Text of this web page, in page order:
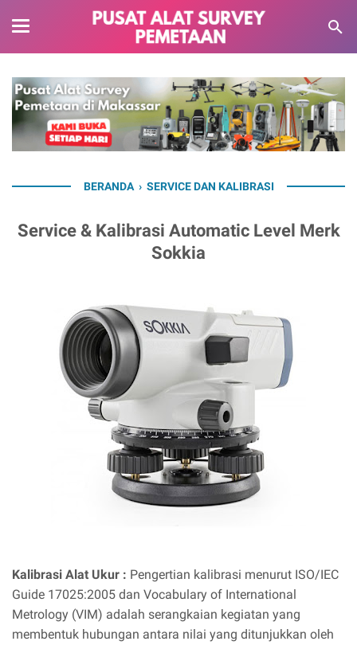
BERANDA › SERVICE DAN KALIBRASI
Service & Kalibrasi Automatic Level Merk
Sokkia
Kalibrasi Alat Ukur : Pengertian kalibrasi menurut ISO/IEC
Guide 17025:2005 dan Vocabulary of International
Metrology (VIM) adalah serangkaian kegiatan yang
membentuk hubungan antara nilai yang ditunjukkan oleh